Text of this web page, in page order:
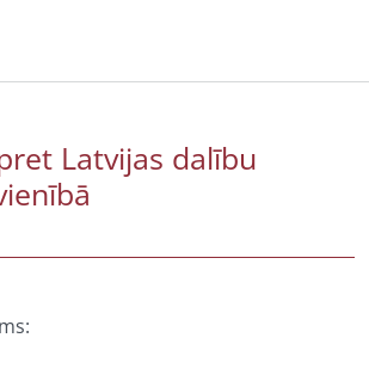
Latvijas dalību